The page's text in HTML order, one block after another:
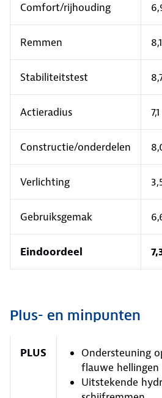
Comfort/rijhouding
Remmen 8,1
Stabiliteitstest
Actieradius 7,1
Constructie/onderdelen
Verlichting
Gebruiksgemak
Eindoordeel
Plus- en minpunten
PLUS
Ondersteuning
flauwe hellingen
Uitstekende